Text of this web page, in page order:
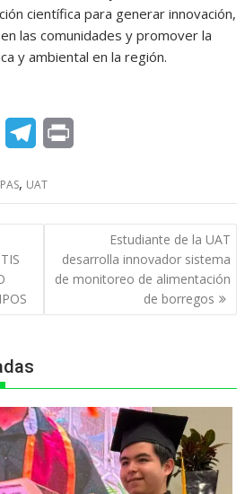
científica para generar innovación,
las comunidades y promover la
y ambiental en la región.
l
e
a
n
t
, UAT
Estudiante de la UAT
desarrolla innovador sistema
de monitoreo de alimentación
de borregos